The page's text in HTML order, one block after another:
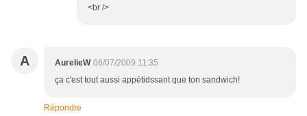
<br />
A AurelieW 06/07/2009 11:35
ça c'est tout aussi appétidssant que ton sandwich!
Répondre